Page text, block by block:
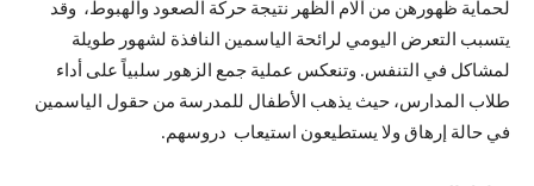
لحماية ظهورهن من آلام الظهر نتيجة حركة الصعود والهبوط، وقد
يتسبب التعرض اليومي لرائحة الياسمين النافذة لشهور طويلة
لمشاكل في التنفس. وتنعكس عملية جمع الزهور سلبياً على أداء
طلاب المدارس، حيث يذهب الأطفال للمدرسة من حقول الياسمين
في حالة إرهاق ولا يستطيعون استيعاب دروسهم.